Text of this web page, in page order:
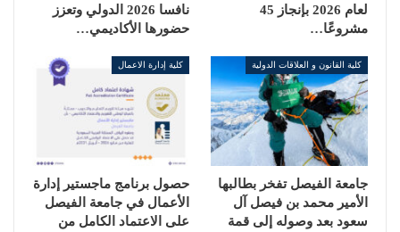
لعام 2026 بإنجاز 45
مشروعًا…
نافسا 2026 الدولي وتعزز
حضورها الأكاديمي…
كلية القانون و العلاقات الدولية
جامعة الفيصل تفخر بطالبها
الأمير محمد بن فيصل آل
سعود بعد وصوله إلى قمة
كلية إدارة الاعمال
حصول برنامج ماجستير إدارة
الأعمال في جامعة الفيصل
على الاعتماد الكامل من